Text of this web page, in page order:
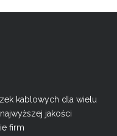
kablowych dla wielu
jakości
firm